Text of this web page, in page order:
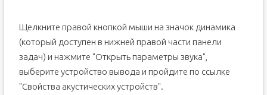
Щелкните правой кнопкой мыши на значок динамика
(который доступен в нижней правой части панели
задач) и нажмите "Открыть параметры звука",
выберите устройство вывода и пройдите по ссылке
"Свойства акустических устройств".